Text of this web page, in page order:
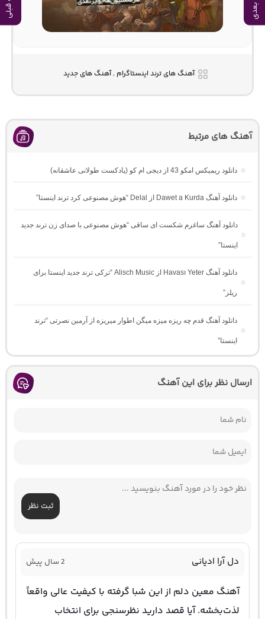
آهنگ های ترند اینستاگرام , آهنگ های جدید
آهنگ های مرتبط
دانلود ریمیکس امکو 43 از دیجی ام کو (پادکست طولانی عاشقانه)
دانلود آهنگ Dawet a Kurda از Delal “هوش مصنوعی کرد ترند اینستا”
دانلود آهنگ ساغرم شکست ای ساقی “هوش مصنوعی با صدای زن ترند جدید
اینستا”
دانلود آهنگ Havası Yeter از Alisch Music “ترکی ترند جدید اینستا برای
ریلز”
دانلود آهنگ ﻗﺪم ﭼﻪ رﻳﺰه ﻣﻴﺰه ﻣﻴﮕﻦ اﻃﻮار ﻣﻴﺮﻳﺰه از آرمین نصرتی “ترند
اینستا”
ارسال نظر برای این آهنگ
ثبت نظر
دل آرا ادیانی 2 سال پیش
آهنگ معین دلم از این شبا گرفته با کیفیت عالی واقعاً
لذت‌بخشه. آیا قصد دارید نظرسنجی برای انتخاب